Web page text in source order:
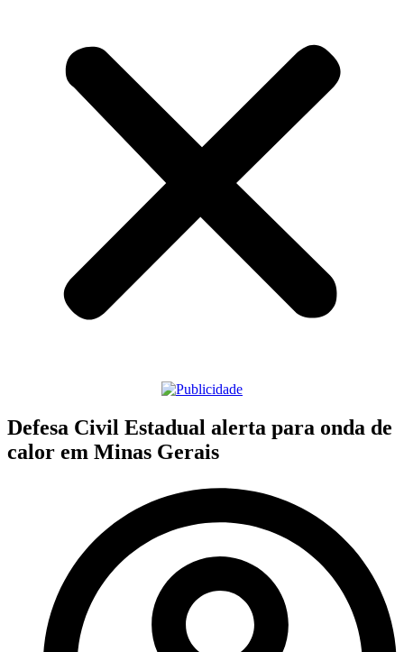
Defesa Civil Estadual alerta para onda de
calor em Minas Gerais